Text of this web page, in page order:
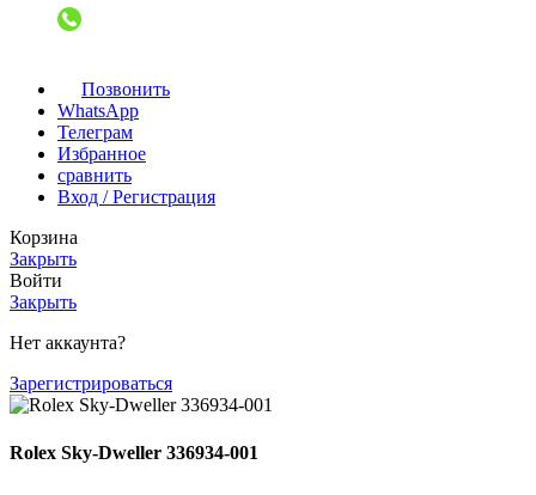
Позвонить
WhatsApp
Телеграм
Избранное
сравнить
Вход / Регистрация
Корзина
Закрыть
Войти
Закрыть
Нет аккаунта?
Зарегистрироваться
Rolex Sky-Dweller 336934-001